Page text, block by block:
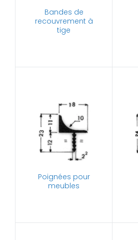
Bandes de
recouvrement à
tige
Poignées pour
meubles